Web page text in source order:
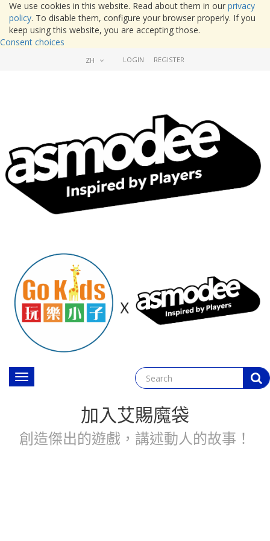
We use cookies in this website. Read about them in our privacy
policy. To disable them, configure your browser properly. If you
keep using this website, you are accepting those.
Consent choices
ZH LOGIN REGISTER
Toggle
navigation
加入艾賜魔袋
創造傑出的遊戲，講述動人的故事！